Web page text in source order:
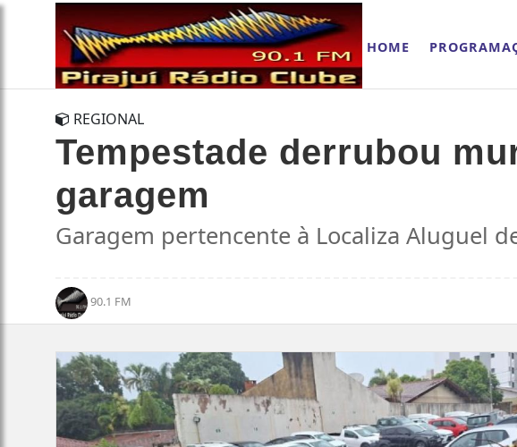
HOME
REGIONAL
Tempestade derrubou
garagem
Garagem pertencente à Localiza Aluguel
90.1 FM